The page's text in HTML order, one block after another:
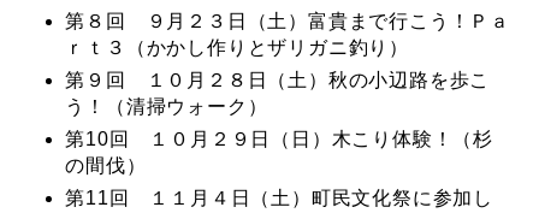
第８回 ９月２３日（土）富貴まで行こう！Ｐａ
ｒｔ３（かかし作りとザリガニ釣り）
第９回 １０月２８日（土）秋の小辺路を歩こ
う！（清掃ウォーク）
第10回 １０月２９日（日）木こり体験！（杉
の間伐）
第11回 １１月４日（土）町民文化祭に参加し